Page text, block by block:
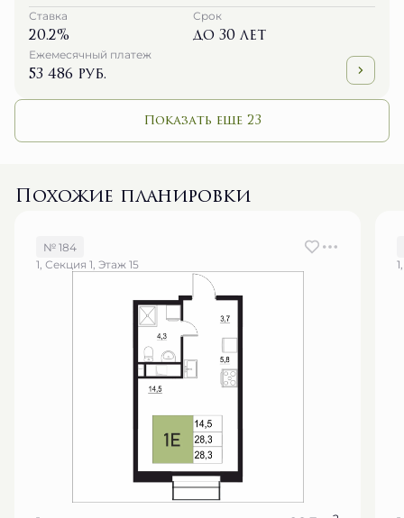
Ставка
20.2%
Срок
до 30 лет
Ежемесячный платеж
53 486 руб.
Показать еще 23
Похожие планировки
№ 184
1, Секция 1, Этаж 15